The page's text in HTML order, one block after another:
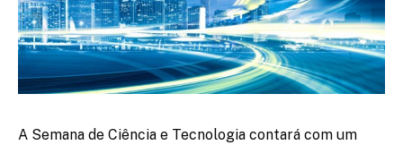
A Semana de Ciência e Tecnologia contará com um